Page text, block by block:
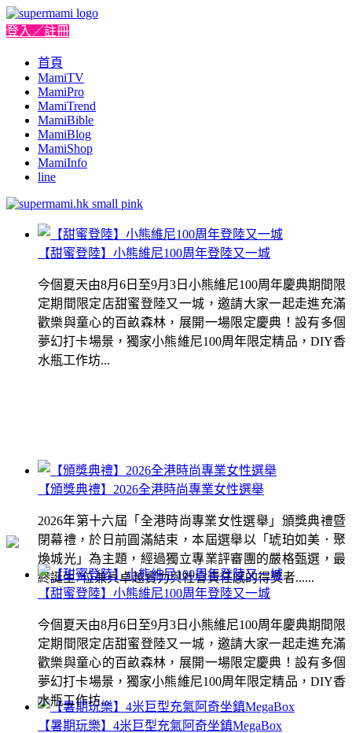
登入／註冊
首頁
MamiTV
MamiPro
MamiTrend
MamiBible
MamiBlog
MamiShop
MamiInfo
line
【甜蜜登陸】小熊維尼100周年登陸又一城
今個夏天由8月6日至9月3日小熊維尼100周年慶典期間限
定期間限定店甜蜜登陸又一城，邀請大家一起走進充滿
歡樂與童心的百畝森林，展開一場限定慶典！設有多個
夢幻打卡場景，獨家小熊維尼100周年限定精品，DIY香
水瓶工作坊...
【頒獎典禮】2026全港時尚專業女性選舉
2026年第十六屆「全港時尚專業女性選舉」頒獎典禮暨
閉幕禮，於日前圓滿結束，本屆選舉以「琥珀如美．聚
煥城光」為主題，經過獨立專業評審團的嚴格甄選，最
終誕生7位兼具卓越實力與社會責任感的得獎者......
【暑期玩樂】4米巨型充氣阿奇坐鎮MegaBox
【甜蜜登陸】小熊維尼100周年登陸又一城
今個夏天由8月6日至9月3日小熊維尼100周年慶典期間限
定期間限定店甜蜜登陸又一城，邀請大家一起走進充滿
歡樂與童心的百畝森林，展開一場限定慶典！設有多個
夢幻打卡場景，獨家小熊維尼100周年限定精品，DIY香
水瓶工作坊...